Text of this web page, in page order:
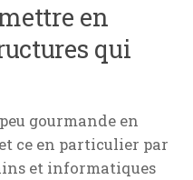
en
qui
gourmande en
ce en particulier par
et informatiques